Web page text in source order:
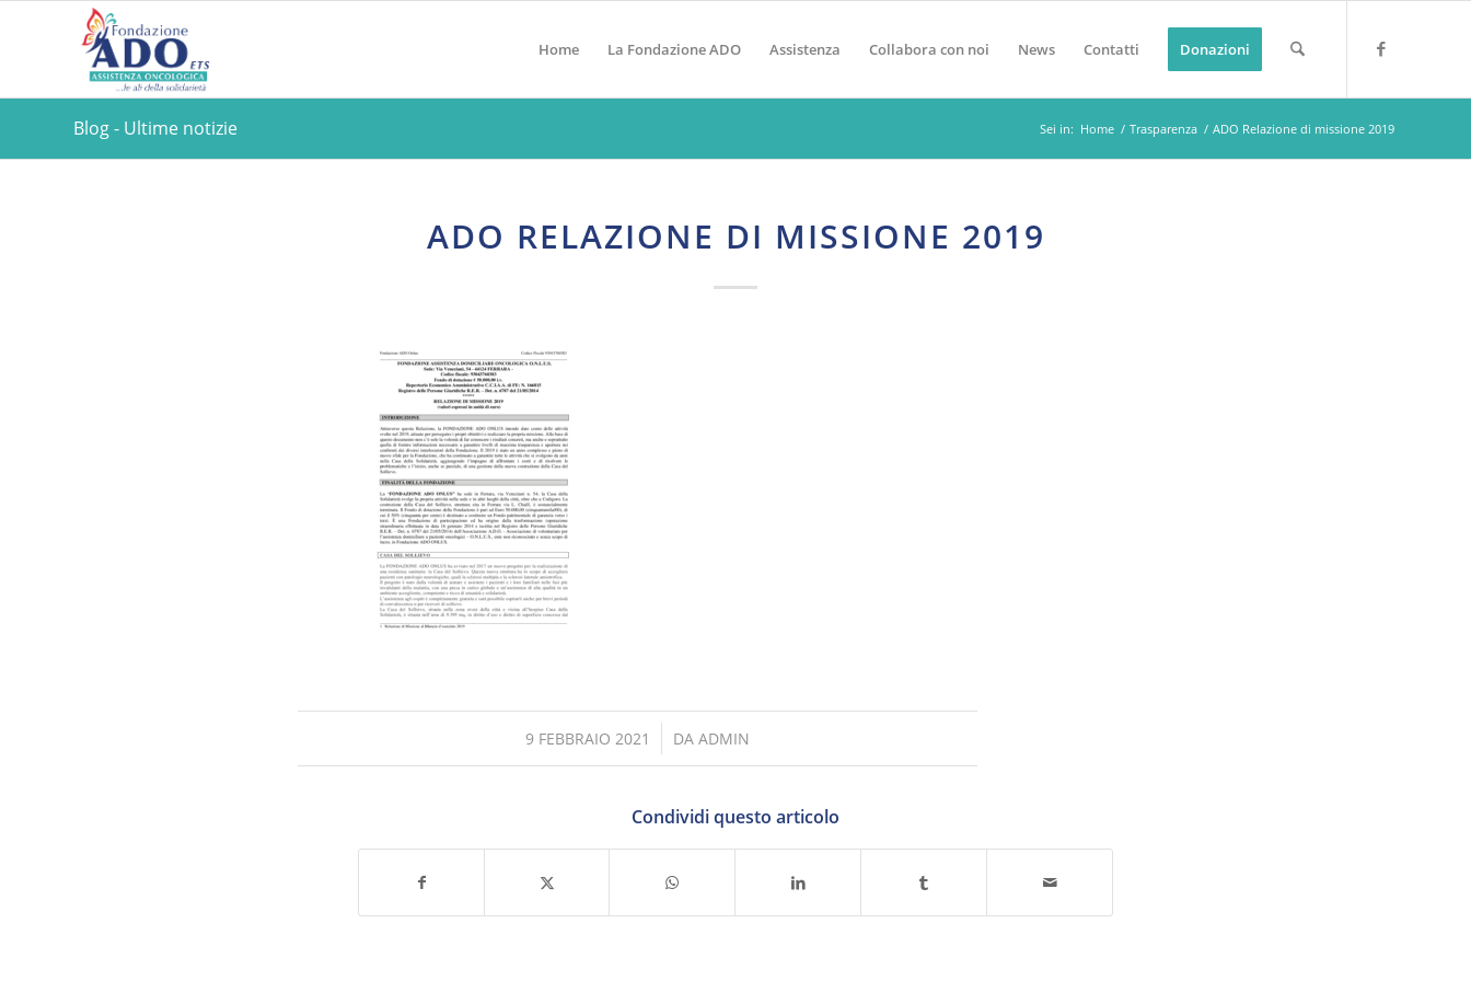
Home La Fondazione ADO Assistenza Collabora con noi News Contatti Donazioni
Blog - Ultime notizie Sei in: Home / Trasparenza / ADO Relazione di missione 2019
ADO RELAZIONE DI MISSIONE 2019
9 FEBBRAIO 2021
/ DA ADMIN
Condividi questo articolo